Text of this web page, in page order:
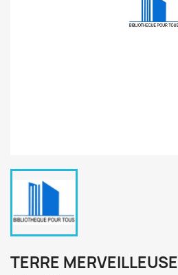
TERRE MERVEILLEUSE